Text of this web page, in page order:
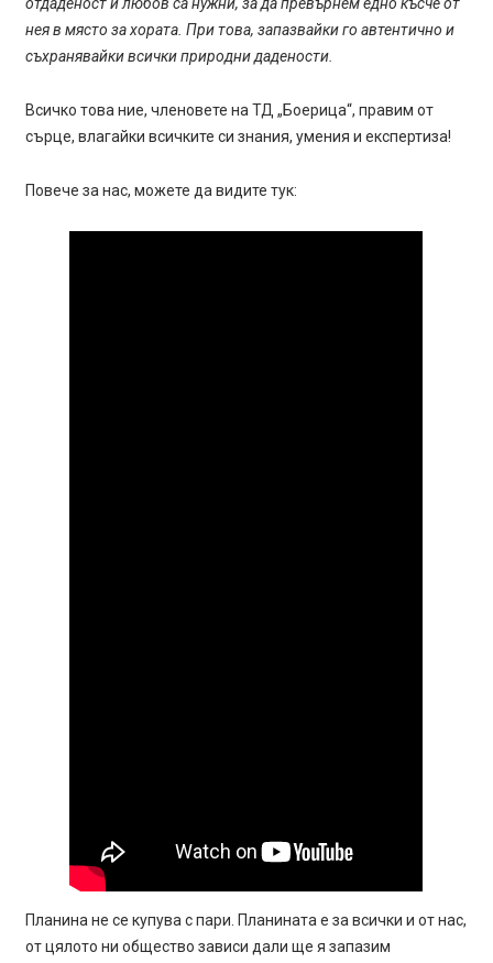
нея в място за хората. При това, запазвайки го автентично и
съхранявайки всички природни дадености.
Всичко това ние, членовете на ТД „Боерица“, правим от
сърце, влагайки всичките си знания, умения и експертиза!
Повече за нас, можете да видите тук:
Планина не се купува с пари. Планината е за всички и от нас,
от цялото ни общество зависи дали ще я запазим